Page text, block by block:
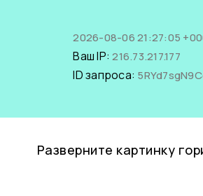
2026-08-06 21:27:05
Ваш IP:216.73.217.177
ID запроса:
Разверните картинку